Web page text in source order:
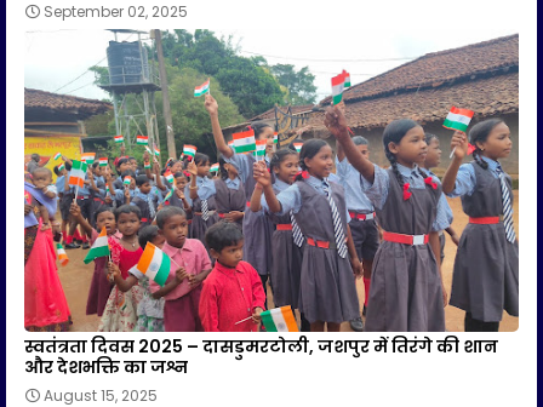
September 02, 2025
स्वतंत्रता दिवस 2025 – दासडुमरटोली, जशपुर में तिरंगे की शान
और देशभक्ति का जश्न
August 15, 2025